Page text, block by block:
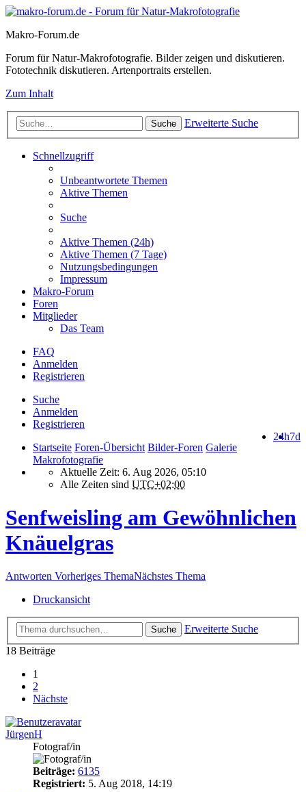
Makro-Forum.de
Forum für Natur-Makrofotografie. Bilder zeigen und diskutieren.
Fototechnik diskutieren. Artenportraits erstellen.
Zum Inhalt
Suche Erweiterte Suche
Schnellzugriff
Unbeantwortete Themen
Aktive Themen
Suche
Aktive Themen (24h)
Aktive Themen (7 Tage)
Nutzungsbedingungen
Impressum
Makro-Forum
Foren
Mitglieder
Das Team
FAQ
Anmelden
Registrieren
Suche
Anmelden
Registrieren
7d
24h
Startseite Foren-Übersicht Bilder-Foren Galerie
Makrofotografie
Aktuelle Zeit: 6. Aug 2026, 05:10
Alle Zeiten sind UTC+02:00
Senfweisling am Gewöhnlichen
Knäuelgras
Antworten Vorheriges ThemaNächstes Thema
Druckansicht
Suche
Erweiterte Suche
18 Beiträge
1
2
Nächste
JürgenH
Fotograf/in
Beiträge: 6135
Registriert: 5. Aug 2018, 14:19